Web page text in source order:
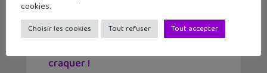
Nintendo Switch : la nouvelle
craquer !
cookies.
Choisir les cookies Tout refuser Tout accepter